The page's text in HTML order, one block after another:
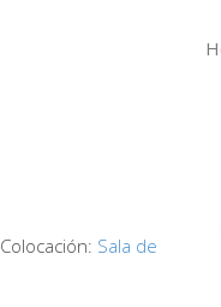
Colocación: Sala de